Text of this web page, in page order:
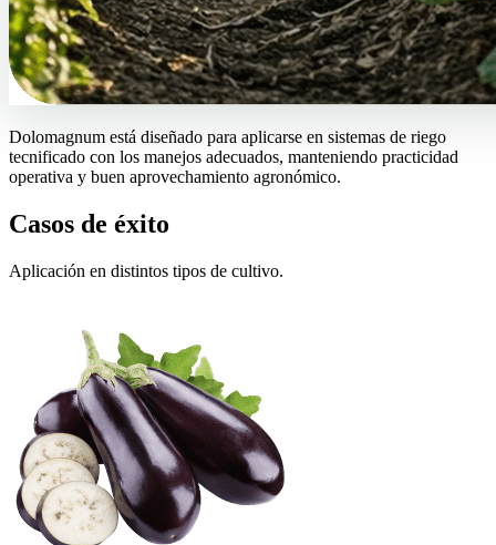
Dolomagnum está diseñado para aplicarse en sistemas de riego
tecnificado con los manejos adecuados, manteniendo practicidad
operativa y buen aprovechamiento agronómico.
Casos de éxito
Aplicación en distintos tipos de cultivo.